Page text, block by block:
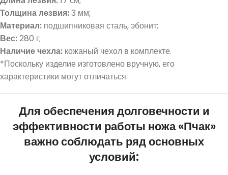
Толщина лезвия:3 мм;
Материал: подшипниковая сталь, эбонит;
Вес:280 г;
Наличие чехла: кожаный чехол в комплекте.
*Поскольку изделие изготовлено вручную, его
характеристики могут отличаться.
Для обеспечения долговечности и
эффективности работы ножа «Пчак»
важно соблюдать ряд основных
условий: